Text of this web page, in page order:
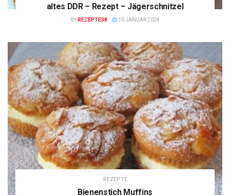
altes DDR – Rezept – Jägerschnitzel
BY REZEPTE38 10 JANUAR 2024
REZEPTE
Bienenstich Muffins